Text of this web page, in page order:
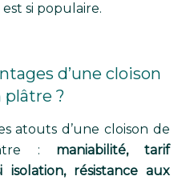
si populaire.
d’une cloison
?
atouts d’une cloison de
: maniabilité, tarif
isolation, résistance aux